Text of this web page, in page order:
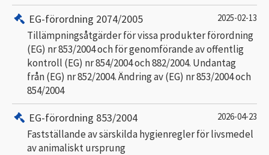
EG-förordning 2074/2005 2025-02-13
Tillämpningsåtgärder för vissa produkter förordning
(EG) nr 853/2004 och för genomförande av offentlig
kontroll (EG) nr 854/2004 och 882/2004. Undantag
från (EG) nr 852/2004. Ändring av (EG) nr 853/2004 och
854/2004
EG-förordning 853/2004 2026-04-23
Fastställande av särskilda hygienregler för livsmedel
av animaliskt ursprung